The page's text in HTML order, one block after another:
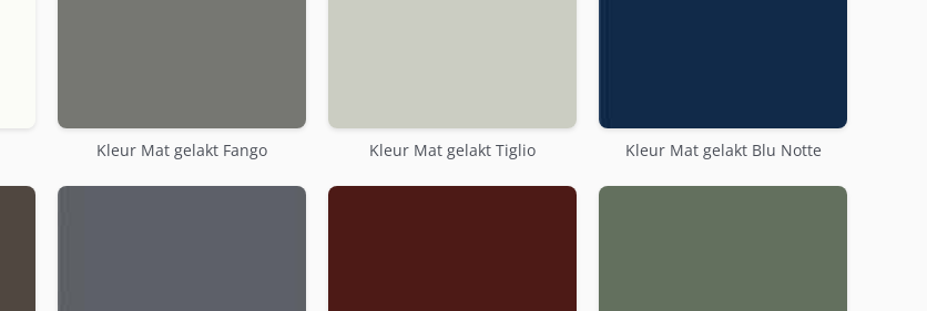
Kleur Mat gelakt Fango Kleur Mat gelakt Tiglio Kleur Mat gelakt Blu Notte